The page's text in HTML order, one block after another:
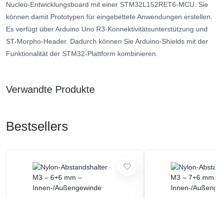
Nucleo-Entwicklungsboard mit einer STM32L152RET6-MCU. Sie
können damit Prototypen für eingebettete Anwendungen erstellen.
Es verfügt über Arduino Uno R3-Konnektivitätsunterstützung und
ST-Morpho-Header. Dadurch können Sie Arduino-Shields mit der
Funktionalität der STM32-Plattform kombinieren.
Verwandte Produkte
Bestsellers